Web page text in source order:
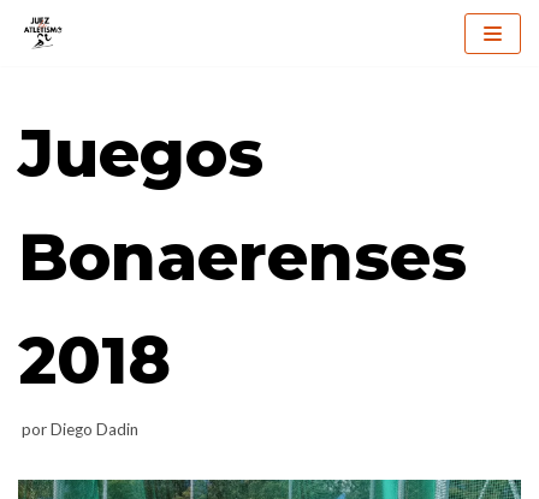
contenido
Juegos
Bonaerenses
2018
porDiego Dadin